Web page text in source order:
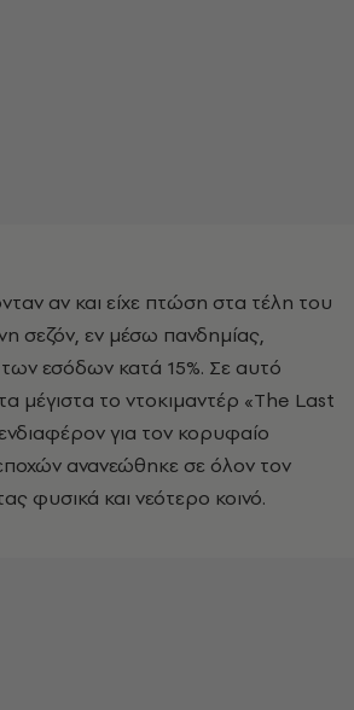
αν και είχε πτώση στα τέλη του
σεζόν, εν μέσω πανδημίας,
εσόδων κατά 15%. Σε αυτό
μέγιστα το ντοκιμαντέρ «The Last
για τον κορυφαίο
ανανεώθηκε σε όλον τον
φυσικά και νεότερο κοινό.